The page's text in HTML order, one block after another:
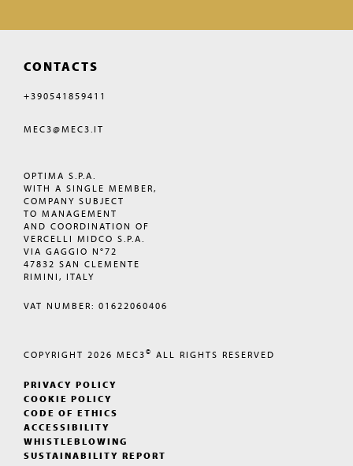
CONTACTS
+390541859411
MEC3@MEC3.IT
OPTIMA S.P.A.
WITH A SINGLE MEMBER,
COMPANY SUBJECT
TO MANAGEMENT
AND COORDINATION OF
VERCELLI MIDCO S.P.A.
VIA GAGGIO N°72
47832 SAN CLEMENTE
RIMINI, ITALY
VAT NUMBER: 01622060406
COPYRIGHT 2026 MEC3© ALL RIGHTS RESERVED
PRIVACY POLICY
COOKIE POLICY
CODE OF ETHICS
ACCESSIBILITY
WHISTLEBLOWING
SUSTAINABILITY REPORT